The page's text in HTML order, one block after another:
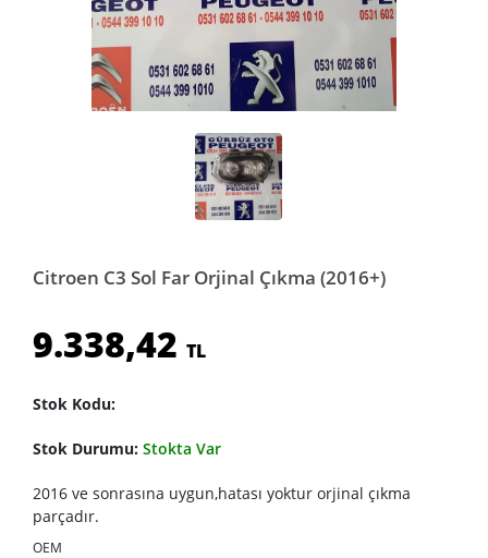
Citroen C3 Sol Far Orjinal Çıkma (2016+)
9.338,42 TL
Stok Kodu:
Stok Durumu: Stokta Var
2016 ve sonrasına uygun,hatası yoktur orjinal çıkma
parçadır.
OEM